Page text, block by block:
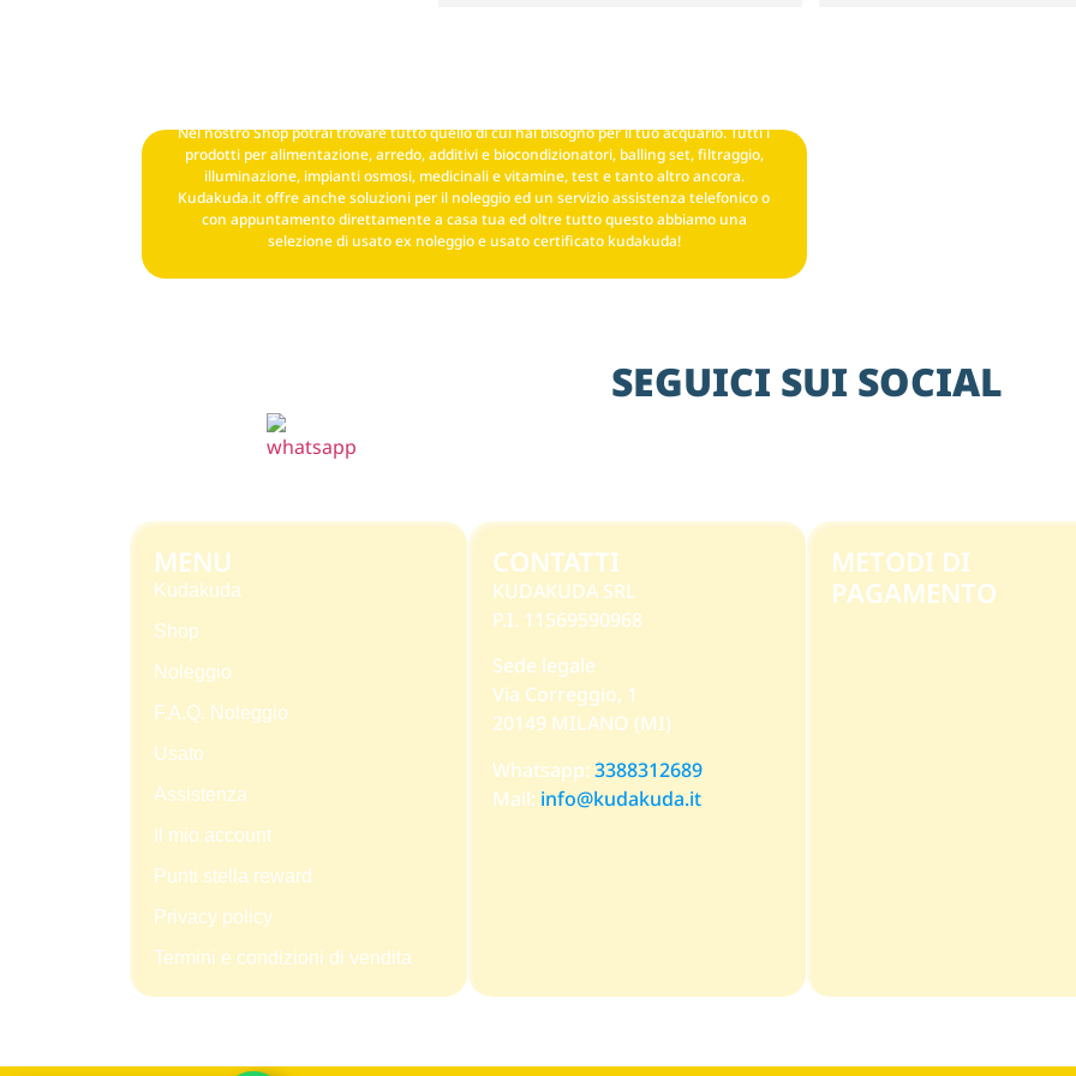
Nel nostro Shop potrai trovare tutto quello di cui hai bisogno per il tuo acquario. Tutti i
prodotti per alimentazione, arredo, additivi e biocondizionatori, balling set, filtraggio,
illuminazione, impianti osmosi, medicinali e vitamine, test e tanto altro ancora.
Kudakuda.it offre anche soluzioni per il noleggio ed un servizio assistenza telefonico o
con appuntamento direttamente a casa tua ed oltre tutto questo abbiamo una
selezione di usato ex noleggio e usato certificato kudakuda!
SEGUICI SUI SOCIAL
MENU
Kudakuda
Shop
Noleggio
F.A.Q. Noleggio
Usato
Assistenza
Il mio account
Punti stella reward
Privacy policy
Termini e condizioni di vendita
CONTATTI
KUDAKUDA SRL
P.I. 11569590968
Sede legale
Via Correggio, 1
20149 MILANO (MI)
Whatsapp: 3388312689
Mail: info@kudakuda.it
METODI DI
PAGAMENTO